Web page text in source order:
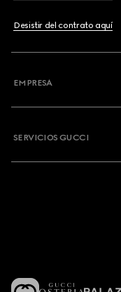
Desistir del contrato aquí
EMPRESA
SERVICIOS GUCCI